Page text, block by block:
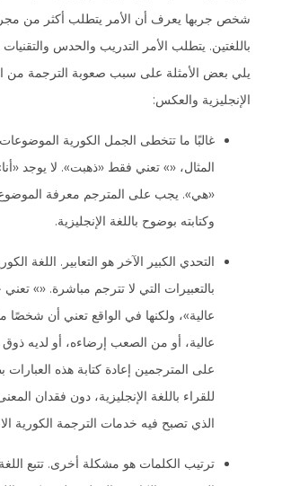
شخص جربها يعرف أن الأمر يتطلب أكثر من
باللغتين. يتطلب الأمر التدريب والحدس
يلي بعض الأمثلة على سبب صعوبة الترجمة من
الإنجليزية والعكس:
غالبًا ما تتخطى الجمل الكورية
المثال، «» تعني فقط «ذهبت». لا يوجد
«هي». يجب على المترجم معرفة الموضوع
وكتابته بوضوح باللغة الإنجليزية.
التحدي الكبير الآخر هو التعابير. اللغة
بالتعبيرات التي لا تترجم مباشرة. «» تعني
عالية»، ولكنها في الواقع تعني أن شخصًا ما
عالية، أو من الصعب إرضاءه، أو لديه
على المترجمين إعادة كتابة هذه
للقراء باللغة الإنجليزية، دون فقدان
الذي تصبح فيه خدمات الترجمة الكورية
ترتيب الكلمات هو مشكلة أخرى. تتبع